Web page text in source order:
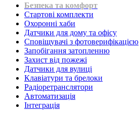
Безпека та комфорт
Стартові комплекти
Охоронні хаби
Датчики для дому та офісу
Сповіщувачі з фотоверифікацією
Запобігання затопленню
Захист від пожежі
Датчики для вулиці
Клавіатури та брелоки
Радіоретранслятори
Автоматизація
Інтеграція